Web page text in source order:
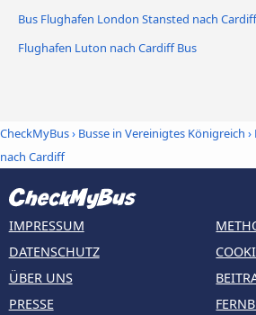
Bus Flughafen London Stansted nach Cardiff
Flughafen Luton nach Cardiff Bus
CheckMyBus› Busse in Vereinigtes Königreich ›
nach Cardiff
IMPRESSUM
DATENSCHUTZ
ÜBER UNS
PRESSE